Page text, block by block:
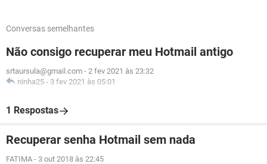
Conversas semelhantes
Não consigo recuperar meu Hotmail antigo
srtaursula@gmail.com - 2 fev 2021 às 23:32
ninha25 - 3 fev 2021 às 05:01
1 Respostas
Recuperar senha Hotmail sem nada
FATIMA - 3 out 2018 às 22:45